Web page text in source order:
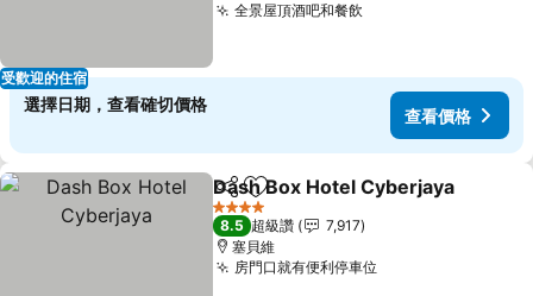
受歡迎的住宿
全景屋頂酒吧和餐飲
選擇日期，查看確切價格
查看價格
分享 加入我的最愛
Dash Box Hotel Cyberjaya
4 星級
8.5 超級讚
7,917
塞貝維
房門口就有便利停車位